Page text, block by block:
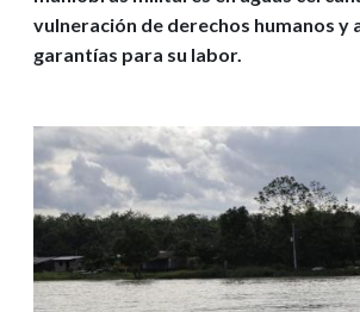
vulneración de derechos humanos y
garantías para su labor.